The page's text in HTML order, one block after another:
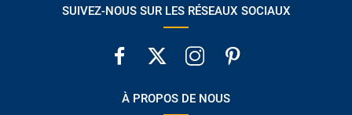
SUIVEZ-NOUS SUR LES RÉSEAUX SOCIAUX
À PROPOS DE NOUS